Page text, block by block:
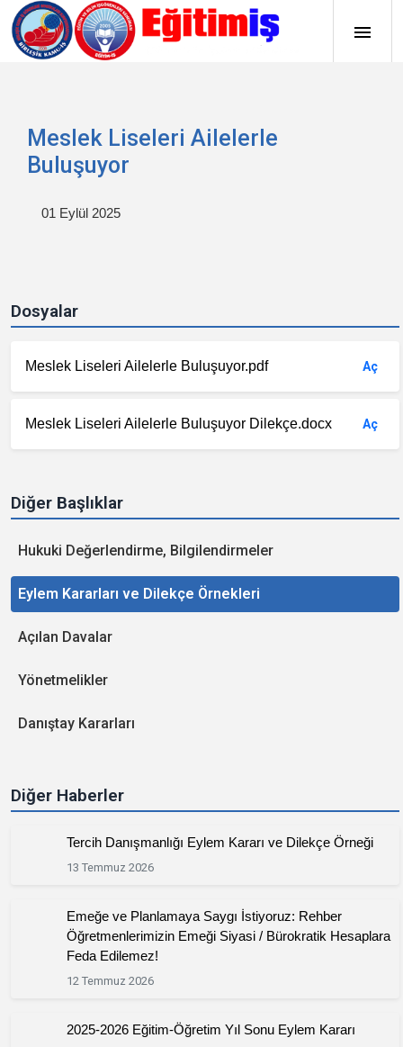
Dosyalar
Meslek Liseleri Ailelerle Buluşuyor.pdf Aç
Meslek Liseleri Ailelerle Buluşuyor Dilekçe.docx Aç
Diğer Başlıklar
Hukuki Değerlendirme, Bilgilendirmeler
Eylem Kararları ve Dilekçe Örnekleri
Açılan Davalar
Yönetmelikler
Danıştay Kararları
Diğer Haberler
Tercih Danışmanlığı Eylem Kararı ve Dilekçe Örneği
13 Temmuz 2026
Emeğe ve Planlamaya Saygı İstiyoruz: Rehber
Öğretmenlerimizin Emeği Siyasi / Bürokratik Hesaplara
Feda Edilemez!
12 Temmuz 2026
2025-2026 Eğitim-Öğretim Yıl Sonu Eylem Kararı
Meslek Liseleri Ailelerle
Buluşuyor
01 Eylül 2025